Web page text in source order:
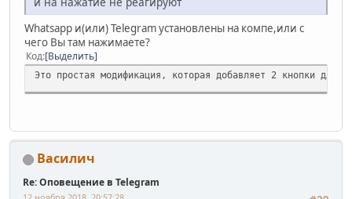
Whatsapp и(или) Telegram установлены на компе,или с
чего Вы там нажимаете?
Код Выделить
Это простая модификация, которая добавляет 2 кнопки для
Василич
Re: Оповещение в Telegram